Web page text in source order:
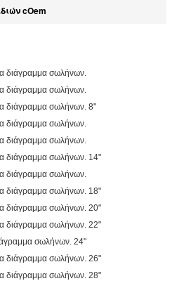
cOem
διάγραμμα σωλήνων.
διάγραμμα σωλήνων.
διάγραμμα σωλήνων. 8"
διάγραμμα σωλήνων.
διάγραμμα σωλήνων.
διάγραμμα σωλήνων. 14"
διάγραμμα σωλήνων.
διάγραμμα σωλήνων. 18"
διάγραμμα σωλήνων. 20"
διάγραμμα σωλήνων. 22"
σωλήνων. 24"
διάγραμμα σωλήνων. 26"
διάγραμμα σωλήνων. 28"